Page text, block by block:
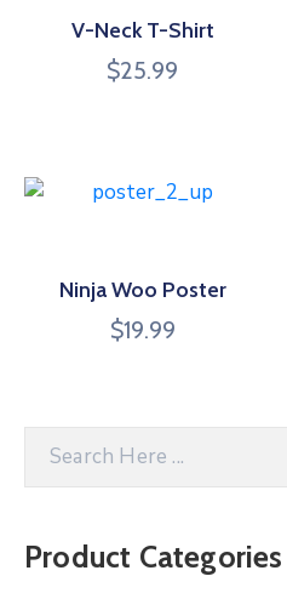
V-Neck T-Shirt
$25.99
Ninja Woo Poster
$19.99
Product Categories